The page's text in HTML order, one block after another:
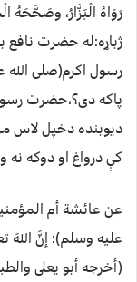
رَوَاهُ الْبَزَّارُ، وصَحَّحَهُ
ژباړه:له حضرت
رسول اکرم(صلی
پاکه دی؟،حضرت
دیوبنده دخپل لاس
کې درواغ او دوکه نه
عن عائشة أم
علیه وسلم): إنَّ اللهَ
(أخرجه أبو يعلى